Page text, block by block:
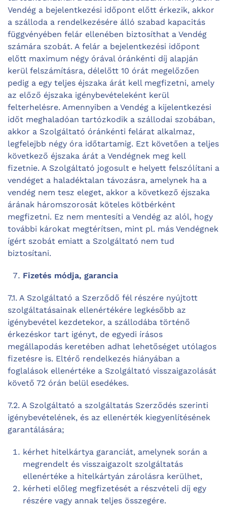
Vendég a bejelentkezési időpont előtt érkezik, akkor
a szálloda a rendelkezésére álló szabad kapacitás
függvényében felár ellenében biztosíthat a Vendég
számára szobát. A felár a bejelentkezési időpont
előtt maximum négy órával óránkénti díj alapján
kerül felszámításra, délelőtt 10 órát megelőzően
pedig a egy teljes éjszaka árát kell megfizetni, amely
az előző éjszaka igénybevételeként kerül
felterhelésre. Amennyiben a Vendég a kijelentkezési
időt meghaladóan tartózkodik a szállodai szobában,
akkor a Szolgáltató óránkénti felárat alkalmaz,
legfelejbb négy óra időtartamig. Ezt követően a teljes
következő éjszaka árát a Vendégnek meg kell
fizetnie. A Szolgáltató jogosult e helyett felszólítani a
vendéget a haladéktalan távozásra, amelynek ha a
vendég nem tesz eleget, akkor a következő éjszaka
árának háromszorosát köteles kötbérként
megfizetni. Ez nem mentesíti a Vendég az alól, hogy
további károkat megtérítsen, mint pl. más Vendégnek
ígért szobát emiatt a Szolgáltató nem tud
biztosítani.
Fizetés módja, garancia
7.1. A Szolgáltató a Szerződő fél részére nyújtott
szolgáltatásainak ellenértékére legkésőbb az
igénybevétel kezdetekor, a szállodába történő
érkezéskor tart igényt, de egyedi írásos
megállapodás keretében adhat lehetőséget utólagos
fizetésre is. Eltérő rendelkezés hiányában a
foglalások ellenértéke a Szolgáltató visszaigazolását
követő 72 órán belül esedékes.
7.2. A Szolgáltató a szolgáltatás Szerződés szerinti
igénybevételének, és az ellenérték kiegyenlítésének
garantálására;
kérhet hitelkártya garanciát, amelynek során a
megrendelt és visszaigazolt szolgáltatás
ellenértéke a hitelkártyán zárolásra kerülhet,
kérheti előleg megfizetését a részvételi díj egy
részére vagy annak teljes összegére.